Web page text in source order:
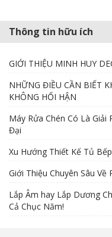
Thông tin hữu ích
GIỚI THIỆU MINH HUY
NHỮNG ĐIỀU CẦN BIẾT
KHÔNG HỐI HẬN
Máy Rửa Chén Có Là Giải
Đại
Xu Hướng Thiết Kế Tủ
Giới Thiệu Chuyên Sâu Về
Lắp Âm hay Lắp Dương
Cả Chục Năm!